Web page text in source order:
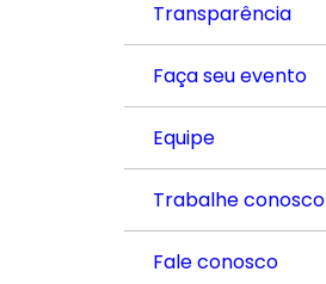
Transparência
Faça seu evento
Equipe
Trabalhe conosco
Fale conosco